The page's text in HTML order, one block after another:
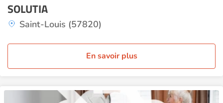
SOLUTIA
Saint-Louis (57820)
En savoir plus